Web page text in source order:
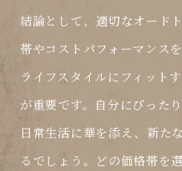
結論として、適切なオード
帯やコストパフォーマンス
ライフスタイルにフィット
が重要です。自分にぴった
日常生活に華を添え、新た
るでしょう。どの価格帯を